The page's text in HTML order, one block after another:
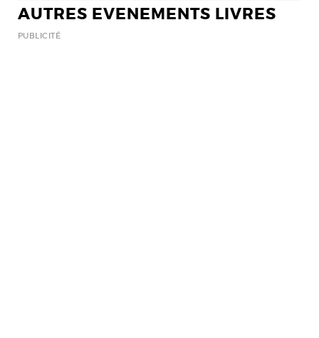
AUTRES EVENEMENTS LIVRES
PUBLICITÉ